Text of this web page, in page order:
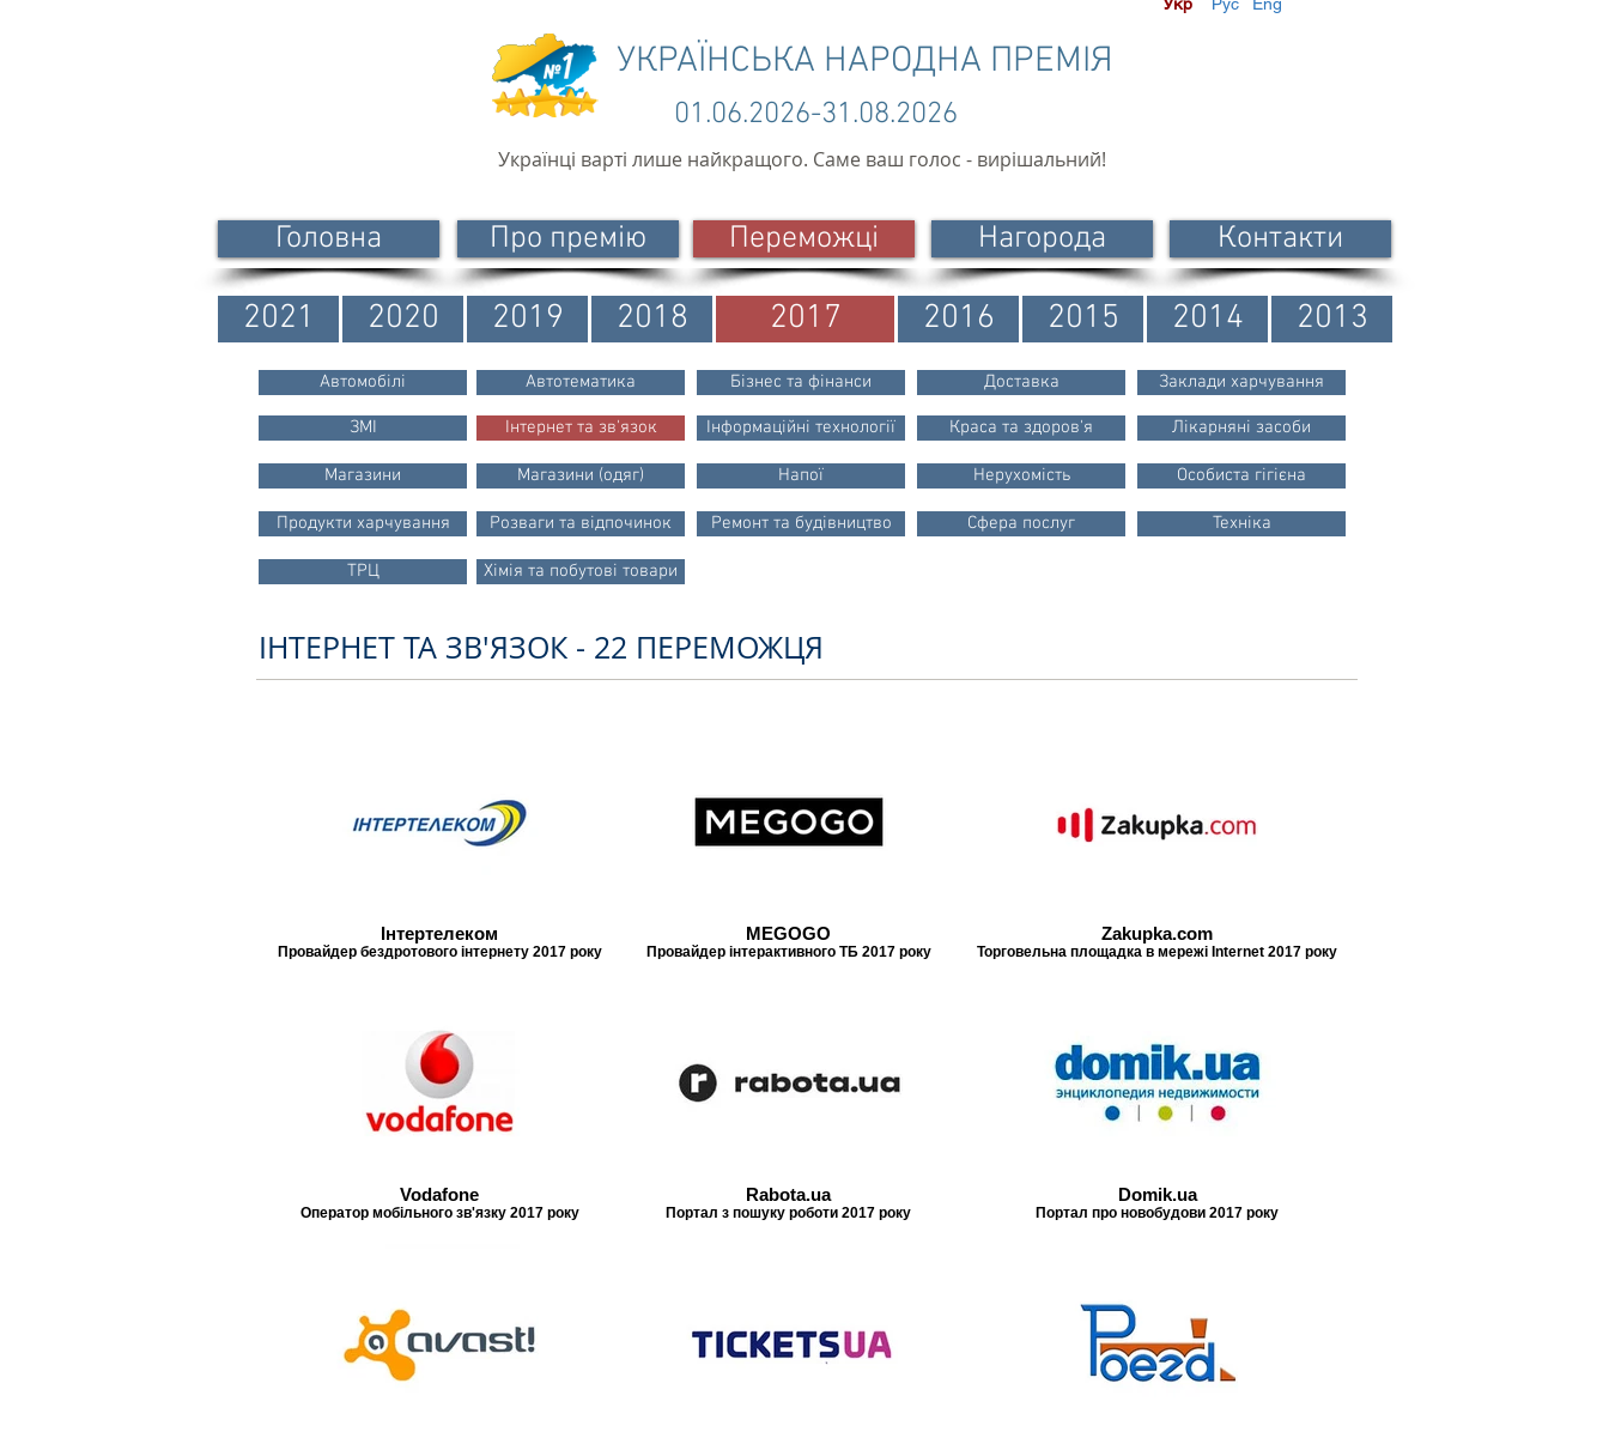
УКРАЇНСЬКА НАРОДНА ПРЕМІЯ
01.06.2026-31.08.2026
Українці варті лише найкращого. Саме ваш голос - вирішальний!
Головна Про премію Переможці Нагорода Контакти
2021 2020 2019 2018 2017 2016 2015 2014 2013
Автомобілі Автотематика Бізнес та фінанси Доставка Заклади харчування
ЗМІ Інтернет та зв'язок Інформаційні технології Краса та здоров'я Лікарняні засоби
Магазини Магазини (одяг) Напої Нерухомість Особиста гігієна
Продукти харчування Розваги та відпочинок Ремонт та будівництво Сфера послуг Техніка
ТРЦ Хімія та побутові товари
ІНТЕРНЕТ ТА ЗВ'ЯЗОК - 22 ПЕРЕМОЖЦЯ
Інтертелеком
Провайдер бездротового інтернету 2017 року
MEGOGO
Провайдер інтерактивного ТБ 2017 року
Zakupka.com
Торговельна площадка в мережі Internet 2017 року
Vodafone
Оператор мобільного зв'язку 2017 року
Rabota.ua
Портал з пошуку роботи 2017 року
Domik.ua
Портал про новобудови 2017 року